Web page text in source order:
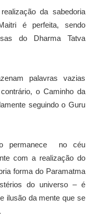
da sabedoria
é perfeita, sendo
do Dharma Tatva
palavras vazias
o Caminho da
seguindo o Guru
permanece no céu
com a realização do
forma do Paramatma
do universo – é
ilusão da mente que se